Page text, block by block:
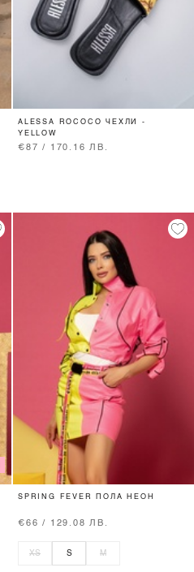
ALESSA ROCOCO ЧЕХЛИ -
YELLOW
€87 / 170.16 ЛВ.
SPRING FEVER ПОЛА НЕОН
€66 / 129.08 ЛВ.
XS S M